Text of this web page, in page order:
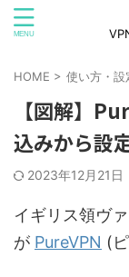
HOME > 使い方・設
【図解】
込みから設
2023年12月21日
イギリス領ヴ
が PureVPN (